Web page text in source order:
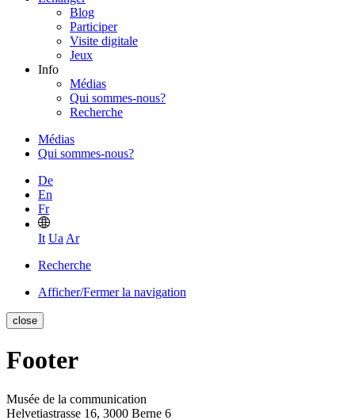
Blog
Participer
Visite digitale
Jeux
Info
Médias
Qui sommes-nous?
Recherche
Médias
Qui sommes-nous?
De
En
Fr
It Ua Ar
Recherche
Afficher/Fermer la navigation
close
Footer
Musée de la communication
Helvetiastrasse 16, 3000 Berne 6